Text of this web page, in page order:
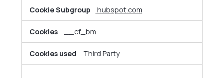
hubspot.com
__cf_bm
Third Party